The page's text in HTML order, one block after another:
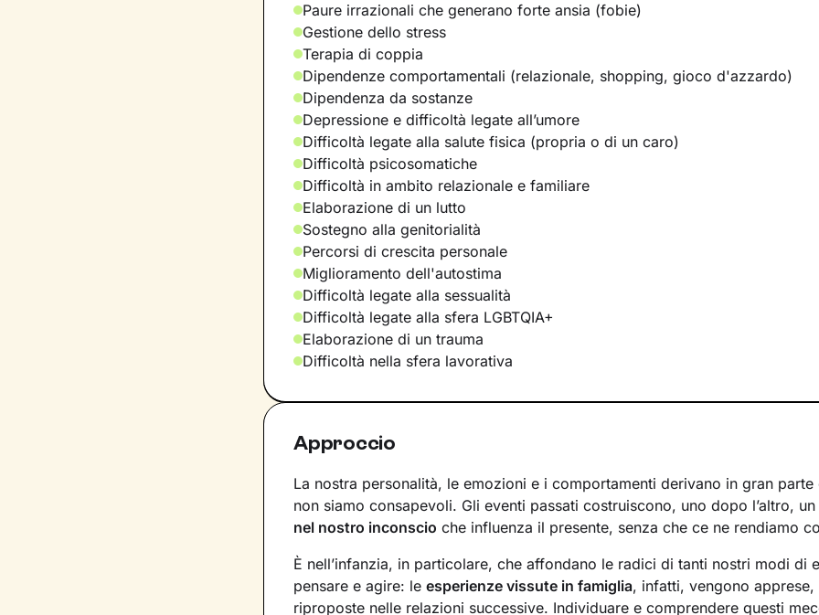
Paure irrazionali che generano forte ansia (fobie)
Gestione dello stress
Terapia di coppia
Dipendenze comportamentali (relazionale, shopping, gioco d'azzardo)
Dipendenza da sostanze
Depressione e difficoltà legate all’umore
Difficoltà legate alla salute fisica (propria o di un caro)
Difficoltà psicosomatiche
Difficoltà in ambito relazionale e familiare
Elaborazione di un lutto
Sostegno alla genitorialità
Percorsi di crescita personale
Miglioramento dell'autostima
Difficoltà legate alla sessualità
Difficoltà legate alla sfera LGBTQIA+
Elaborazione di un trauma
Difficoltà nella sfera lavorativa
Approccio
La nostra personalità, le emozioni e i comportamenti derivano in gran
non siamo consapevoli. Gli eventi passati costruiscono, uno dopo l’altro, un
nel nostro inconscio che influenza il presente, senza che ce ne rendiamo
È nell’infanzia, in particolare, che affondano le radici di tanti nostri modi di
pensare e agire: le esperienze vissute in famiglia, infatti, vengono
riproposte nelle relazioni successive. Individuare e comprendere questi